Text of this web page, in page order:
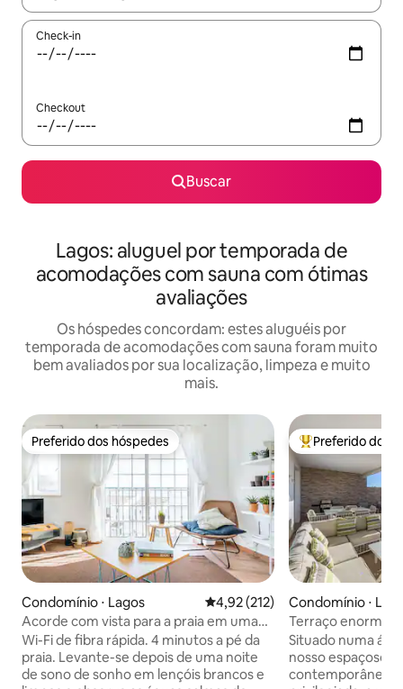
Check-in
Checkout
Buscar
Lagos: aluguel por temporada de
acomodações com sauna com ótimas
avaliações
Os hóspedes concordam: estes aluguéis por
temporada de acomodações com sauna foram muito
bem avaliados por sua localização, limpeza e muito
mais.
Preferido dos hóspedes
Preferido dos hóspedes
Condomínio ⋅ Lagos 4,92 de uma avaliação média de
4,92 (212)
Acorde com vista para a praia em uma
cobertura ensolarada na Praia da Luz
Wi-Fi de fibra rápida. 4 minutos a pé da
praia. Levante-se depois de uma noite
de sono de sonho em lençóis brancos e
Entre os
Preferido dos
Condomínio ⋅
Terraço enorme |
Acesso direto à
Situado numa
nosso espaçoso
contemporâneo